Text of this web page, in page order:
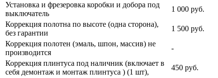
Установка и фрезеровка коробки и добора под
выключатель
1 000 руб.
Коррекция полотна по высоте (одна сторона),
без гарантии
1 500 руб.
Коррекция полотен (эмаль, шпон, массив) не
производится
-
Коррекция плинтуса под наличник (включает в
себя демонтаж и монтаж плинтуса ) (1 шт),
450 руб.